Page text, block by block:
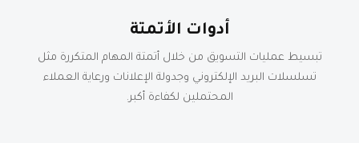
أدوات الأتمتة
تبسيط عمليات التسويق من خلال أتمتة المهام المتكررة مثل
تسلسلات البريد الإلكتروني وجدولة الإعلانات ورعاية العملاء
المحتملين لكفاءة أكبر.